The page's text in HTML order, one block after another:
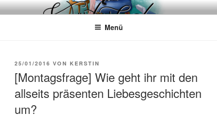
Zum
InhaltWÖRTERKATZE
Von Büchern erzählen
Menü
VERÖFFENTLICHT
25/01/2016 VON KERSTIN
[Montagsfrage] Wie geht ihr mit den
allseits präsenten Liebesgeschichten
um?